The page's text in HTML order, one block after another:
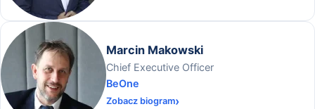
Marcin Makowski
Chief Executive Officer
BeOne
Zobacz biogram